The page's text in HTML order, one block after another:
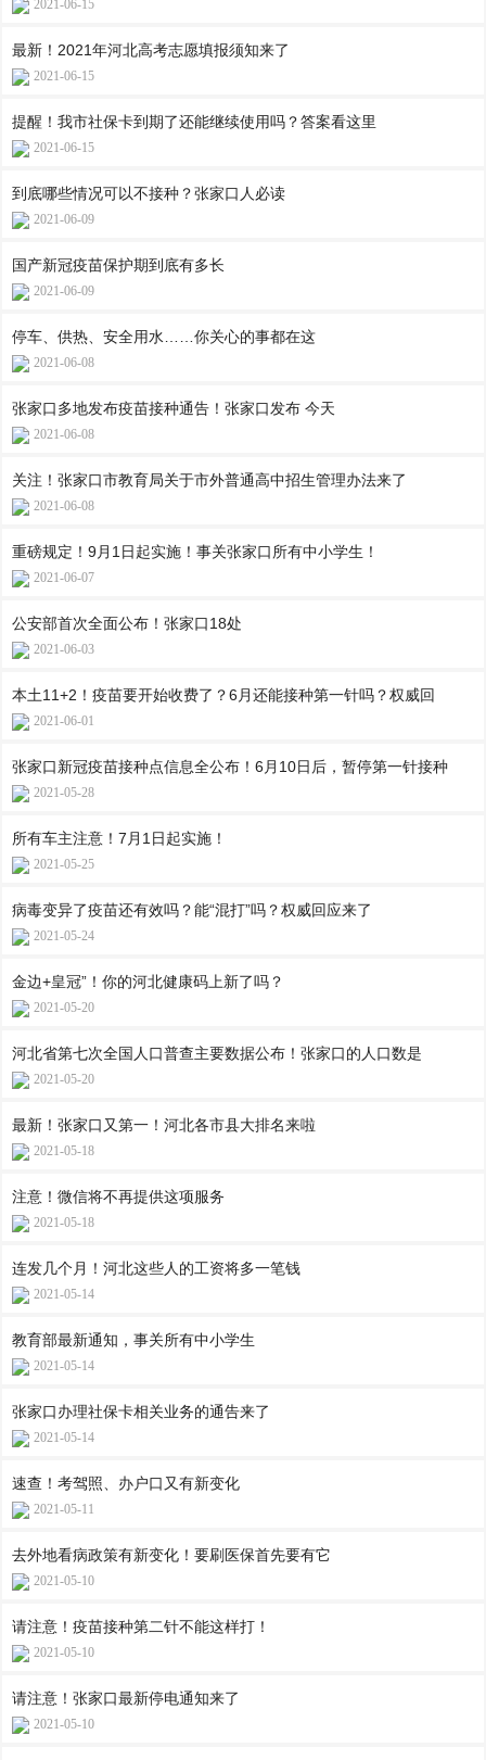
2021-06-15
最新！2021年河北高考志愿填报须知来了
2021-06-15
提醒！我市社保卡到期了还能继续使用吗？答案看这里
2021-06-15
到底哪些情况可以不接种？张家口人必读
2021-06-09
国产新冠疫苗保护期到底有多长
2021-06-09
停车、供热、安全用水……你关心的事都在这
2021-06-08
张家口多地发布疫苗接种通告！张家口发布 今天
2021-06-08
关注！张家口市教育局关于市外普通高中招生管理办法来了
2021-06-08
重磅规定！9月1日起实施！事关张家口所有中小学生！
2021-06-07
公安部首次全面公布！张家口18处
2021-06-03
本土11+2！疫苗要开始收费了？6月还能接种第一针吗？权威回
2021-06-01
张家口新冠疫苗接种点信息全公布！6月10日后，暂停第一针接种
2021-05-28
所有车主注意！7月1日起实施！
2021-05-25
病毒变异了疫苗还有效吗？能“混打”吗？权威回应来了
2021-05-24
金边+皇冠”！你的河北健康码上新了吗？
2021-05-20
河北省第七次全国人口普查主要数据公布！张家口的人口数是
2021-05-20
最新！张家口又第一！河北各市县大排名来啦
2021-05-18
注意！微信将不再提供这项服务
2021-05-18
连发几个月！河北这些人的工资将多一笔钱
2021-05-14
教育部最新通知，事关所有中小学生
2021-05-14
张家口办理社保卡相关业务的通告来了
2021-05-14
速查！考驾照、办户口又有新变化
2021-05-11
去外地看病政策有新变化！要刷医保首先要有它
2021-05-10
请注意！疫苗接种第二针不能这样打！
2021-05-10
请注意！张家口最新停电通知来了
2021-05-10